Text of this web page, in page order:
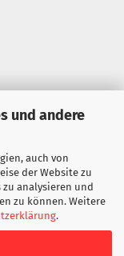
und andere
auch von
der Website zu
analysieren und
zu können. Weitere
.